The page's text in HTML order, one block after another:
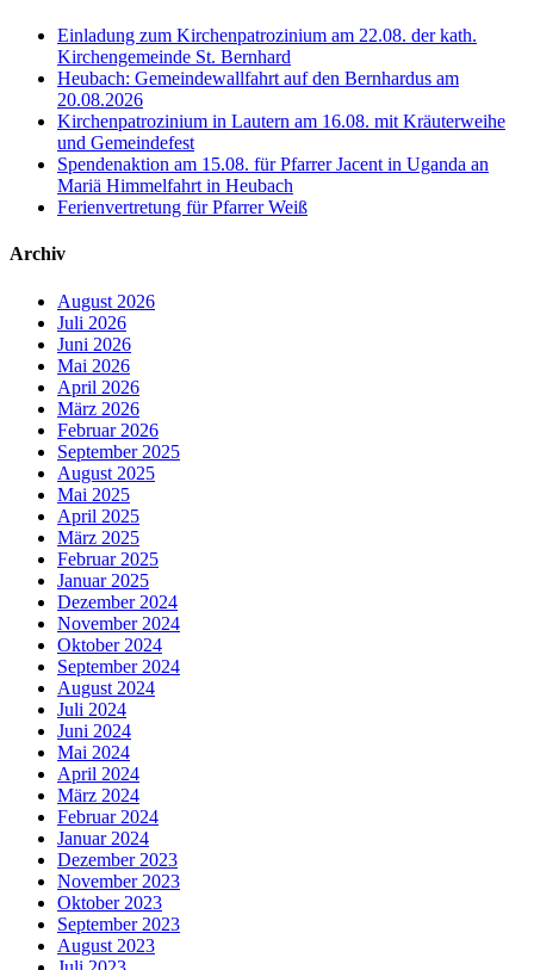
Einladung zum Kirchenpatrozinium am 22.08. der kath.
Kirchengemeinde St. Bernhard
Heubach: Gemeindewallfahrt auf den Bernhardus am
20.08.2026
Kirchenpatrozinium in Lautern am 16.08. mit Kräuterweihe
und Gemeindefest
Spendenaktion am 15.08. für Pfarrer Jacent in Uganda an
Mariä Himmelfahrt in Heubach
Ferienvertretung für Pfarrer Weiß
Archiv
August 2026
Juli 2026
Juni 2026
Mai 2026
April 2026
März 2026
Februar 2026
September 2025
August 2025
Mai 2025
April 2025
März 2025
Februar 2025
Januar 2025
Dezember 2024
November 2024
Oktober 2024
September 2024
August 2024
Juli 2024
Juni 2024
Mai 2024
April 2024
März 2024
Februar 2024
Januar 2024
Dezember 2023
November 2023
Oktober 2023
September 2023
August 2023